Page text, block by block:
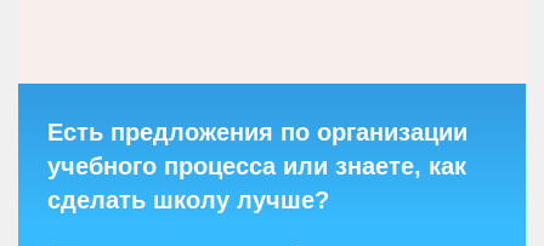
Есть предложения по организации
учебного процесса или знаете, как
сделать школу лучше?